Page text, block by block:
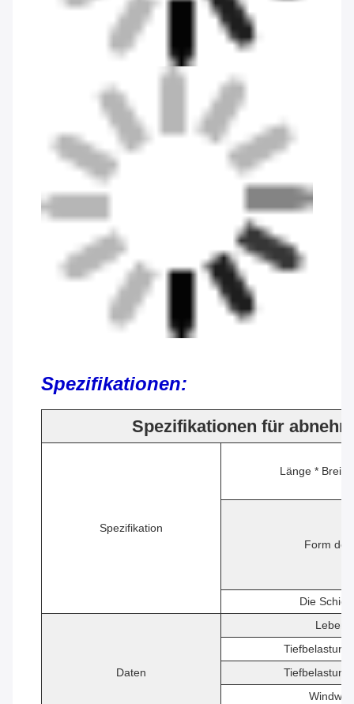
Spezifikationen:
Spezifikationen für
Spezifikation
Länge *
Form
Die
Daten